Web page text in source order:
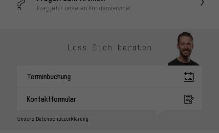
Frag jetzt unseren Kundenservice!
Lass Dich beraten
Terminbuchung
Kontaktformular
Unsere Datenschutzerklärung